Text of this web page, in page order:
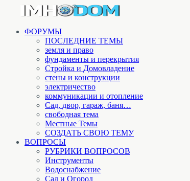
ФОРУМЫ
ПОСЛЕДНИЕ ТЕМЫ
земля и право
фундаменты и перекрытия
Стройка и Домовладение
стены и конструкции
электричество
коммуникации и отопление
Cад, двор, гараж, баня…
свободная тема
Местные Темы
СОЗДАТЬ СВОЮ ТЕМУ
ВОПРОСЫ
РУБРИКИ ВОПРОСОВ
Инструменты
Водоснабжение
Сад и Огород